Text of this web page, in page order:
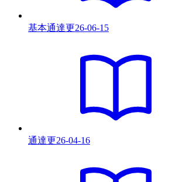
基本通達更26-06-15
通達更26-04-16